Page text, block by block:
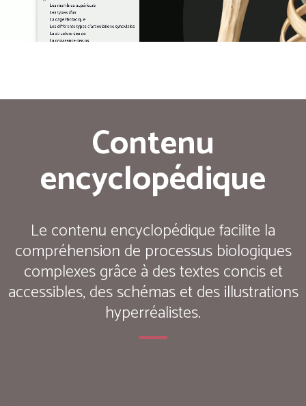
Contenu
encyclopédique
Le contenu encyclopédique facilite la
compréhension de processus biologiques
complexes grâce à des textes concis et
accessibles, des schémas et des illustrations
hyperréalistes.